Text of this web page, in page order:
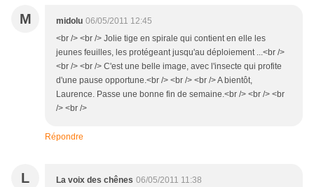
M midolu 06/05/2011 12:45
<br /> <br /> Jolie tige en spirale qui contient en elle les
jeunes feuilles, les protégeant jusqu'au déploiement ...<br />
<br /> <br /> C'est une belle image, avec l'insecte qui profite
d'une pause opportune.<br /> <br /> <br /> A bientôt,
Laurence. Passe une bonne fin de semaine.<br /> <br /> <br
/> <br />
Répondre
L La voix des chênes 06/05/2011 11:38